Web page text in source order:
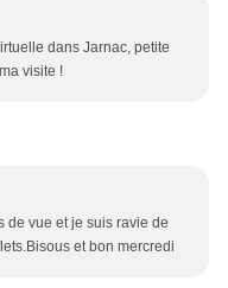
dans Jarnac, petite
visite !
de vue et je suis ravie de
et bon mercredi